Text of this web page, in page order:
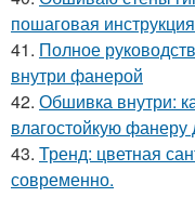
пошаговая инструкция
41. Полное
внутри фанерой
42. Обшивка внутри:
влагостойкую фанеру
43. Тренд: цветная
современно.